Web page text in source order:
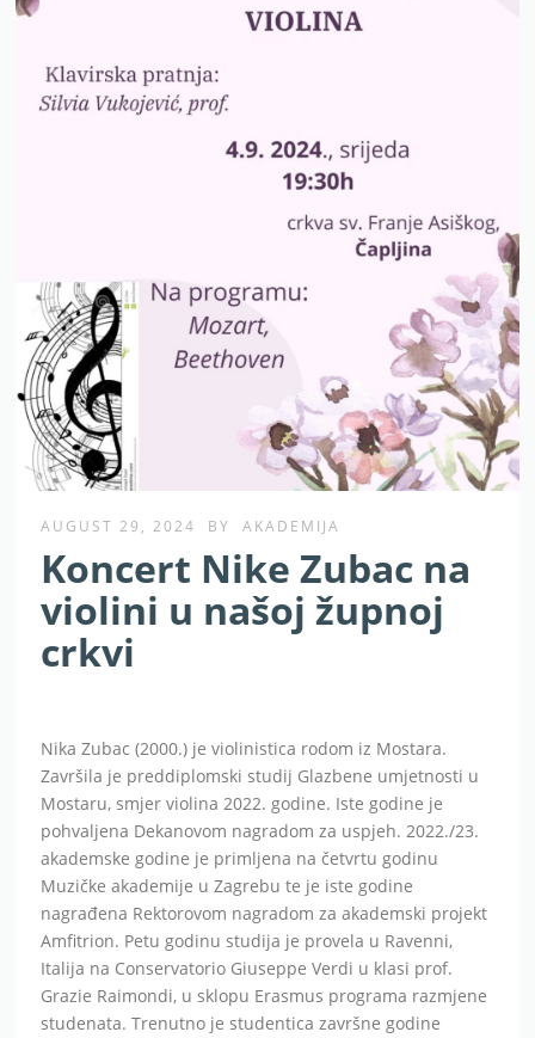
AUGUST 29, 2024 BY AKADEMIJA
Koncert Nike Zubac na
violini u našoj župnoj
crkvi
Nika Zubac (2000.) je violinistica rodom iz Mostara.
Završila je preddiplomski studij Glazbene umjetnosti u
Mostaru, smjer violina 2022. godine. Iste godine je
pohvaljena Dekanovom nagradom za uspjeh. 2022./23.
akademske godine je primljena na četvrtu godinu
Muzičke akademije u Zagrebu te je iste godine
nagrađena Rektorovom nagradom za akademski projekt
Amfitrion. Petu godinu studija je provela u Ravenni,
Italija na Conservatorio Giuseppe Verdi u klasi prof.
Grazie Raimondi, u sklopu Erasmus programa razmjene
studenata. Trenutno je studentica završne godine